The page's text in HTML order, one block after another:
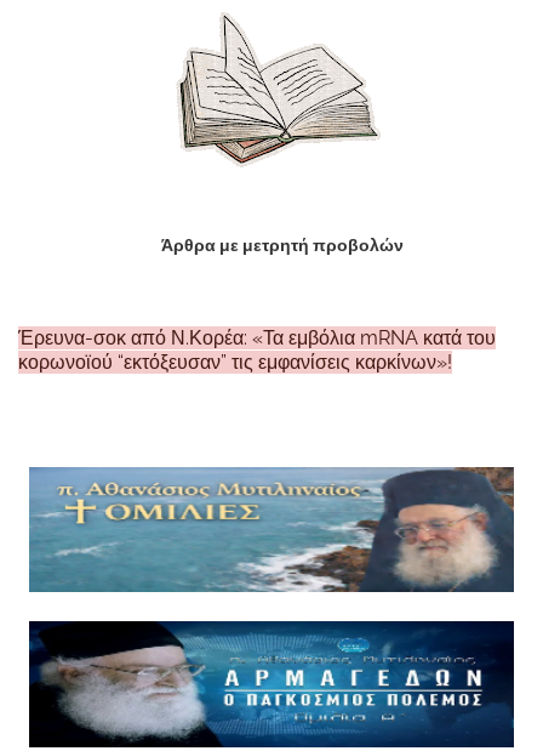
Άρθρα με μετρητή προβολών
Έρευνα-σοκ από Ν.Κορέα: «Τα εμβόλια mRNA κατά του
κορωνοϊού “εκτόξευσαν” τις εμφανίσεις καρκίνων»!